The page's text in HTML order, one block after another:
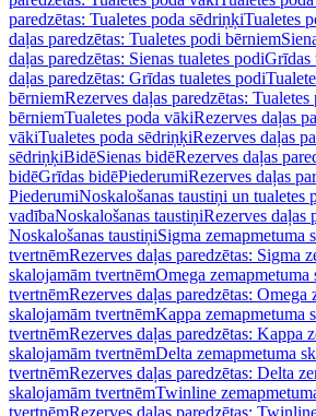
paredzētas: Tualetes poda sēdriņķiTualetes
daļas paredzētas: Tualetes podi bērniem
daļas paredzētas: Sienas tualetes podiGrīdas
daļas paredzētas: Grīdas tualetes podi
bērniemRezerves daļas paredzētas:
bērniemTualetes poda vākiRezerves daļas
vākiTualetes poda sēdriņķiRezerves daļas
sēdriņķiBidēSienas bidēRezerves daļas
bidēGrīdas bidēPiederumiRezerves daļas
PiederumiNoskalošanas taustiņi un tualetes
vadībaNoskalošanas taustiņiRezerves daļas
Noskalošanas taustiņiSigma zemapmetuma
tvertnēmRezerves daļas paredzētas: Sigma
skalojamām tvertnēmOmega zemapmetuma
tvertnēmRezerves daļas paredzētas: Omega
skalojamām tvertnēmKappa zemapmetuma
tvertnēmRezerves daļas paredzētas: Kappa
skalojamām tvertnēmDelta zemapmetuma
tvertnēmRezerves daļas paredzētas: Delta
skalojamām tvertnēmTwinline
tvertnēmRezerves daļas paredzētas: